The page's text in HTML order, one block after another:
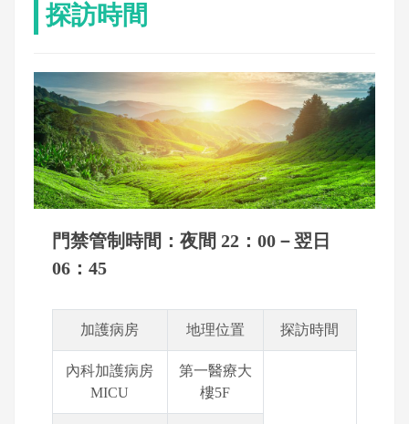
探訪時間
門禁管制時間：夜間 22：00－翌日
06：45
加護病房 地理位置 探訪時間
內科加護病房
MICU
第一醫療大
樓5F